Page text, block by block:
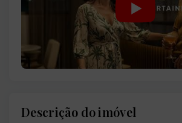
Descrição do imóvel